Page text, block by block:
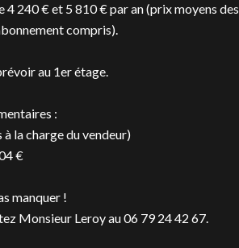
240 € et 5 810 € par an (prix moyens des
compris).
au 1er étage.
:
la charge du vendeur)
€
manquer !
Monsieur Leroy au 06 79 24 42 67.